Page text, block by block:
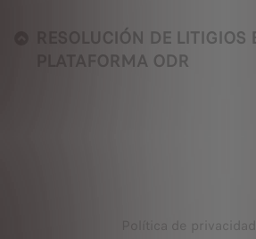
RESOLUCIÓN DE LITIGIOS
PLATAFORMA ODR
Política de privacidad